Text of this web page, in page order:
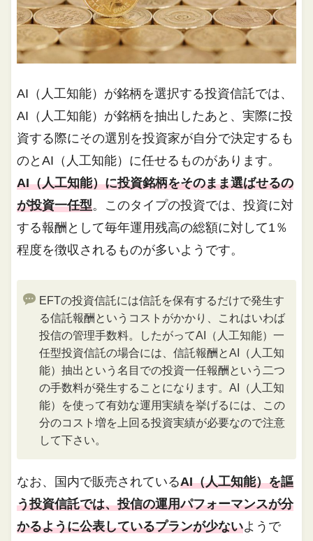
AI（人工知能）が銘柄を選択する投資信託では、
AI（人工知能）が銘柄を抽出したあと、実際に投
資する際にその選別を投資家が自分で決定するも
のとAI（人工知能）に任せるものがあります。
AI（人工知能）に投資銘柄をそのまま選ばせるの
が投資一任型。このタイプの投資では、投資に対
する報酬として毎年運用残高の総額に対して1％
程度を徴収されるものが多いようです。
EFTの投資信託には信託を保有するだけで発生す
る信託報酬というコストがかかり、これはいわば
投信の管理手数料。したがってAI（人工知能）一
任型投資信託の場合には、信託報酬とAI（人工知
能）抽出という名目での投資一任報酬という二つ
の手数料が発生することになります。AI（人工知
能）を使って有効な運用実績を挙げるには、この
分のコスト増を上回る投資実績が必要なので注意
して下さい。
なお、国内で販売されているAI（人工知能）を謳
う投資信託では、投信の運用パフォーマンスが分
かるように公表しているプランが少ないようで